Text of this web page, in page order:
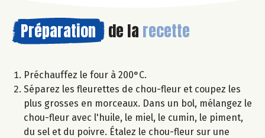
Préparation de la recette
Préchauffez le four à 200°C.
Séparez les fleurettes de chou-fleur et coupez les
plus grosses en morceaux. Dans un bol, mélangez le
chou-fleur avec l'huile, le miel, le cumin, le piment,
du sel et du poivre. Étalez le chou-fleur sur une